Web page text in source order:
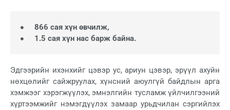
866 сая хүн өвчилж,
1.5 сая хүн нас барж байна.
Эдгээрийн ихэнхийг цэвэр ус, ариун цэвэр, эрүүл ахуйн
нөхцөлийг сайжруулах, хүнсний аюулгүй байдлын арга
хэмжээг хэрэгжүүлэх, эмнэлгийн тусламж үйлчилгээний
хүртээмжийг нэмэгдүүлэх замаар урьдчилан сэргийлэх